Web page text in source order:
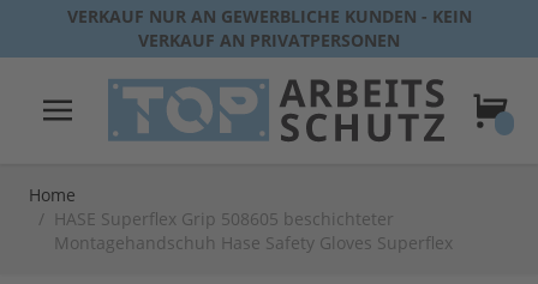
Direkt zum Inhalt
VERKAUF NUR AN GEWERBLICHE KUNDEN - KEIN
VERKAUF AN PRIVATPERSONEN
Home
/ HASE Superflex Grip 508605 beschichteter
Montagehandschuh Hase Safety Gloves Superflex